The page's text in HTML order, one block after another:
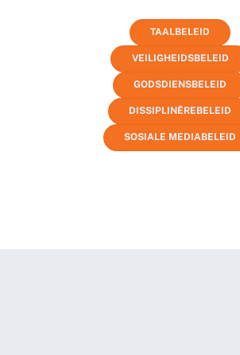
TAALBELEID
VEILIGHEIDSBELEID
GODSDIENSBELEID
DISSIPLINÊREBELEID
SOSIALE MEDIABELEID